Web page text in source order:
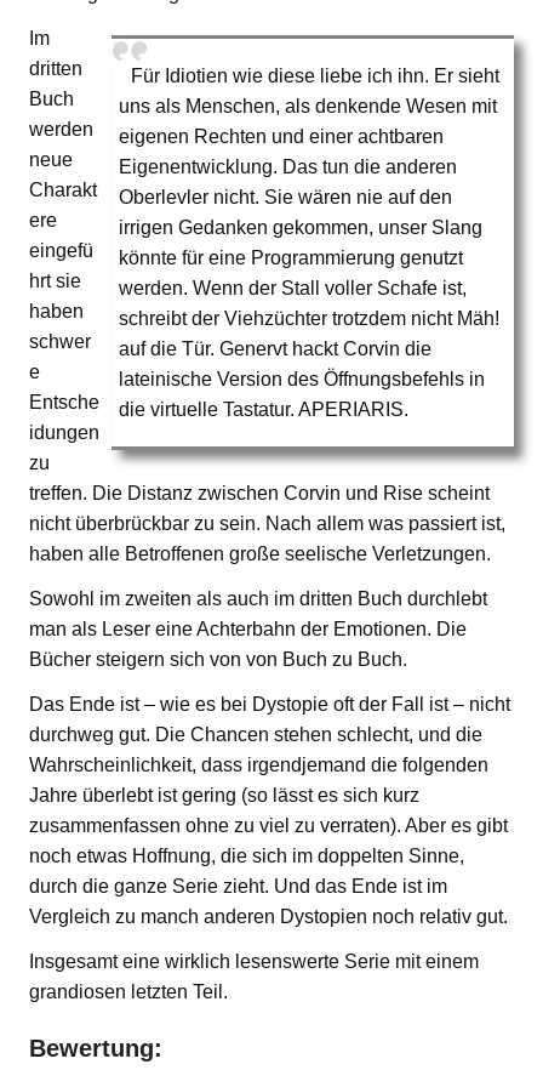
Für Idiotien wie diese liebe ich ihn. Er sieht
uns als Menschen, als denkende Wesen mit
eigenen Rechten und einer achtbaren
Eigenentwicklung. Das tun die anderen
Oberlevler nicht. Sie wären nie auf den
irrigen Gedanken gekommen, unser Slang
könnte für eine Programmierung genutzt
werden. Wenn der Stall voller Schafe ist,
schreibt der Viehzüchter trotzdem nicht Mäh!
auf die Tür. Genervt hackt Corvin die
lateinische Version des Öffnungsbefehls in
die virtuelle Tastatur. APERIARIS.
Im
dritten
Buch
werden
neue
Charakt
ere
eingefü
hrt sie
haben
schwer
e
Entsche
idungen
zu
treffen. Die Distanz zwischen Corvin und Rise scheint
nicht überbrückbar zu sein. Nach allem was passiert ist,
haben alle Betroffenen große seelische Verletzungen.
Sowohl im zweiten als auch im dritten Buch durchlebt
man als Leser eine Achterbahn der Emotionen. Die
Bücher steigern sich von von Buch zu Buch.
Das Ende ist – wie es bei Dystopie oft der Fall ist – nicht
durchweg gut. Die Chancen stehen schlecht, und die
Wahrscheinlichkeit, dass irgendjemand die folgenden
Jahre überlebt ist gering (so lässt es sich kurz
zusammenfassen ohne zu viel zu verraten). Aber es gibt
noch etwas Hoffnung, die sich im doppelten Sinne,
durch die ganze Serie zieht. Und das Ende ist im
Vergleich zu manch anderen Dystopien noch relativ gut.
Insgesamt eine wirklich lesenswerte Serie mit einem
grandiosen letzten Teil.
Bewertung: